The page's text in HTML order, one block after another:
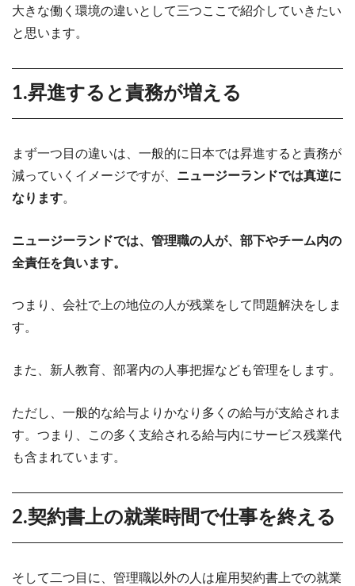
大きな働く環境の違いとして三つここで紹介していきたい
と思います。
1.昇進すると責務が増える
まず一つ目の違いは、一般的に日本では昇進すると責務が
減っていくイメージですが、 ニュージーランドでは真逆に
なります。
ニュージーランドでは、管理職の人が、部下やチーム内の
全責任を負います。
つまり、会社で上の地位の人が残業をして問題解決をしま
す。
また、新人教育、部署内の人事把握なども管理をします。
ただし、一般的な給与よりかなり多くの給与が支給されま
す。つまり、この多く支給される給与内にサービス残業代
も含まれています。
2.契約書上の就業時間で仕事を終える
そして二つ目に、管理職以外の人は雇用契約書上での就業